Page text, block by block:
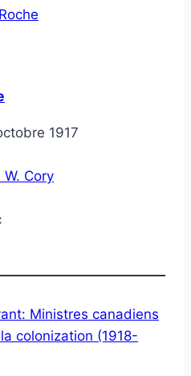
1917
W. Cory
Ministres canadiens
colonization (1918-